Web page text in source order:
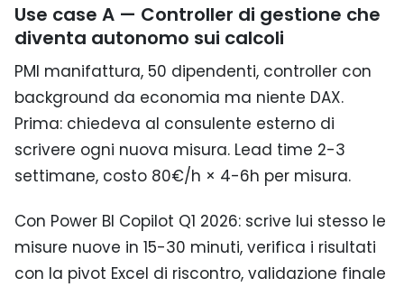
Use case A — Controller di gestione che
diventa autonomo sui calcoli
PMI manifattura, 50 dipendenti, controller con
background da economia ma niente DAX.
Prima: chiedeva al consulente esterno di
scrivere ogni nuova misura. Lead time 2-3
settimane, costo 80€/h × 4-6h per misura.
Con Power BI Copilot Q1 2026: scrive lui stesso le
misure nuove in 15-30 minuti, verifica i risultati
con la pivot Excel di riscontro, validazione finale